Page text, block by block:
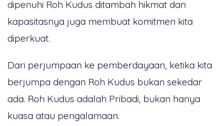
dipenuhi Roh Kudus ditambah hikmat dan
kapasitasnya juga membuat komitmen kita
diperkuat.
Dari perjumpaan ke pemberdayaan, ketika kita
berjumpa dengan Roh Kudus bukan sekedar
ada. Roh Kudus adalah Pribadi, bukan hanya
kuasa atau pengalamaan.